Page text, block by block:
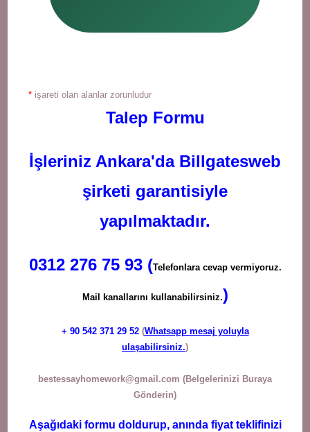
* işareti olan alanlar zorunludur
Talep Formu
İşleriniz Ankara'da Billgatesweb
şirketi garantisiyle
yapılmaktadır.
0312 276 75 93 (Telefonlara cevap vermiyoruz.
Mail kanallarını kullanabilirsiniz.)
+ 90 542 371 29 52(Whatsapp mesaj yoluyla
ulaşabilirsiniz.)
bestessayhomework@gmail.com (Belgelerinizi Buraya
Gönderin)
Aşağıdaki formu doldurup, anında fiyat teklifinizi